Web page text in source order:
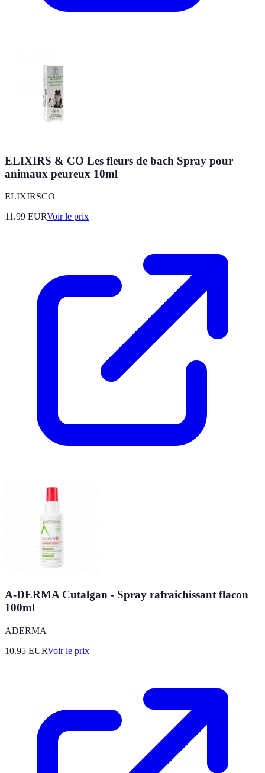
ELIXIRS & CO Les fleurs de bach Spray pour
animaux peureux 10ml
ELIXIRSCO
11.99 EURVoir le prix
A-DERMA Cutalgan - Spray rafraichissant flacon
100ml
ADERMA
10.95 EURVoir le prix